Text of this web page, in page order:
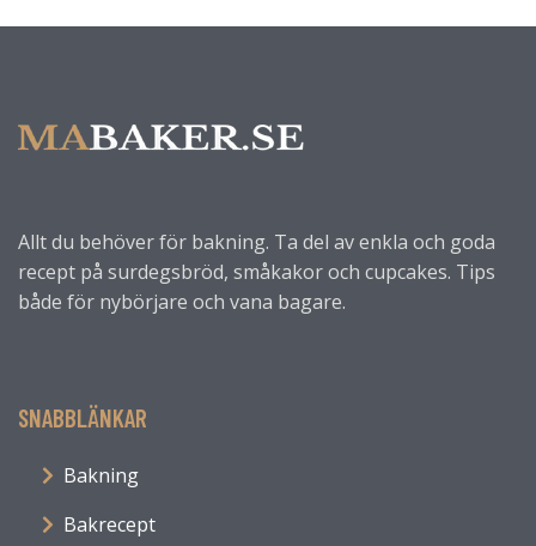
Allt du behöver för bakning. Ta del av enkla och goda
recept på surdegsbröd, småkakor och cupcakes. Tips
både för nybörjare och vana bagare.
SNABBLÄNKAR
Bakning
Bakrecept